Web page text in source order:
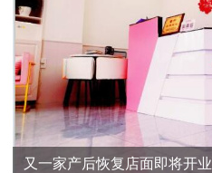
又一家产后恢复店面即将开业